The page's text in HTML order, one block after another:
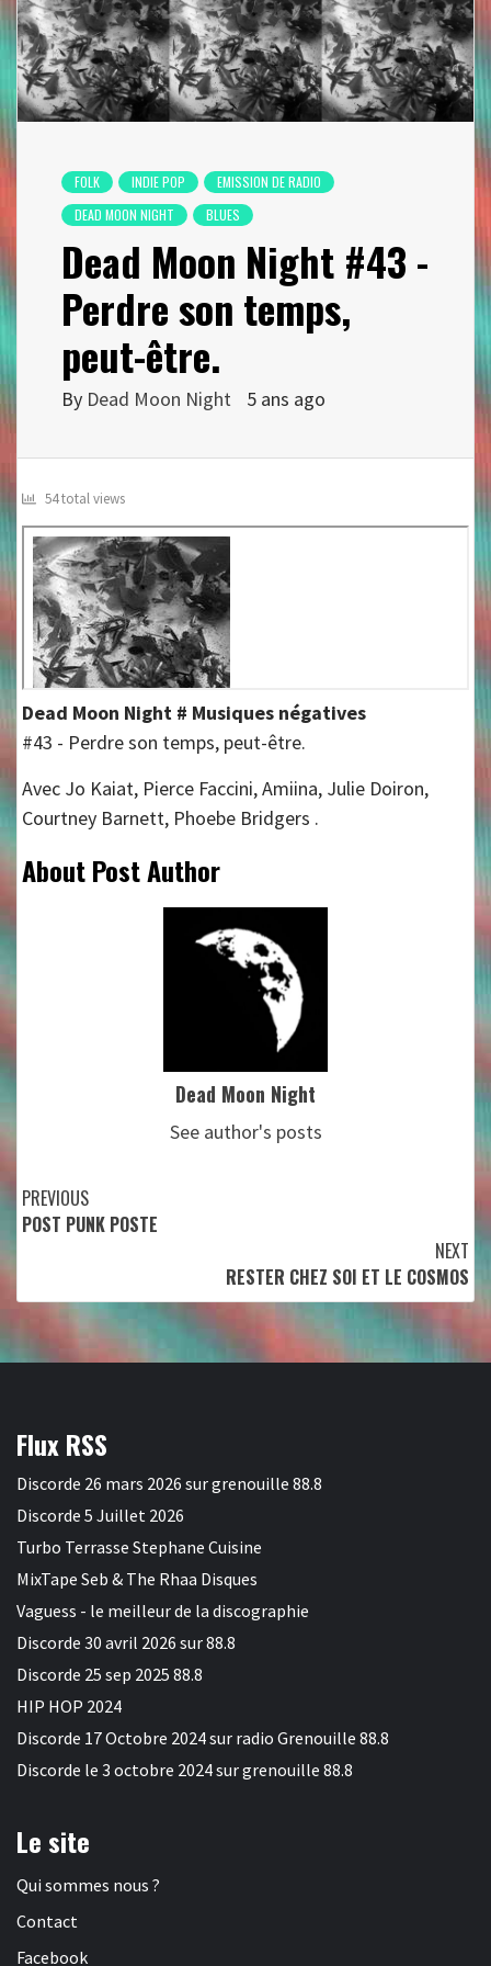
FOLK INDIE POP
EMISSION DE RADIO
DEAD MOON NIGHT
BLUES
Dead Moon Night #43 -
Perdre son temps,
peut-être.
By Dead Moon Night 5 ans ago
54 total views
Dead Moon Night # Musiques négatives
#43 - Perdre son temps, peut-être.
Avec Jo Kaiat, Pierce Faccini, Amiina, Julie Doiron,
Courtney Barnett, Phoebe Bridgers .
About Post Author
Dead Moon Night
See author's posts
Continue
Reading
PREVIOUS
POST PUNK POSTE
NEXT
RESTER CHEZ SOI ET LE COSMOS
Flux RSS
Discorde 26 mars 2026 sur grenouille 88.8
Discorde 5 Juillet 2026
Turbo Terrasse Stephane Cuisine
MixTape Seb & The Rhaa Disques
Vaguess - le meilleur de la discographie
Discorde 30 avril 2026 sur 88.8
Discorde 25 sep 2025 88.8
HIP HOP 2024
Discorde 17 Octobre 2024 sur radio Grenouille 88.8
Discorde le 3 octobre 2024 sur grenouille 88.8
Le site
Qui sommes nous ?
Contact
Facebook